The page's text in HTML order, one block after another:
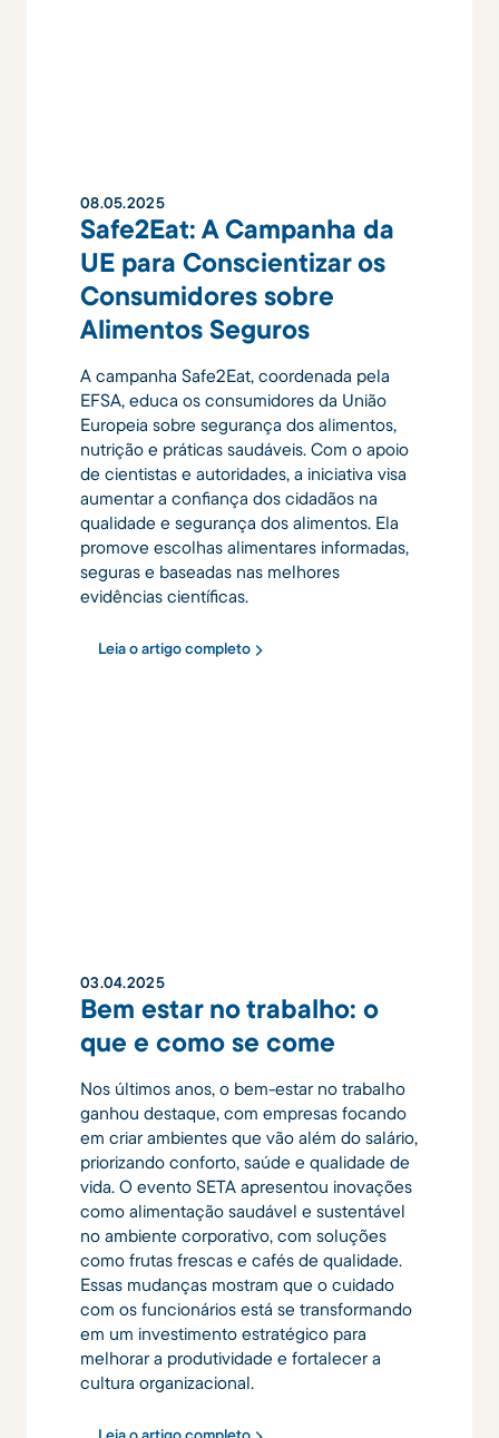
08.05.2025
Safe2Eat: A Campanha da
UE para Conscientizar os
Consumidores sobre
Alimentos Seguros
A campanha Safe2Eat, coordenada pela
EFSA, educa os consumidores da União
Europeia sobre segurança dos alimentos,
nutrição e práticas saudáveis. Com o apoio
de cientistas e autoridades, a iniciativa visa
aumentar a confiança dos cidadãos na
qualidade e segurança dos alimentos. Ela
promove escolhas alimentares informadas,
seguras e baseadas nas melhores
evidências científicas.
Leia o artigo completo
03.04.2025
Bem estar no trabalho: o
que e como se come
Nos últimos anos, o bem-estar no trabalho
ganhou destaque, com empresas focando
em criar ambientes que vão além do salário,
priorizando conforto, saúde e qualidade de
vida. O evento SETA apresentou inovações
como alimentação saudável e sustentável
no ambiente corporativo, com soluções
como frutas frescas e cafés de qualidade.
Essas mudanças mostram que o cuidado
com os funcionários está se transformando
em um investimento estratégico para
melhorar a produtividade e fortalecer a
cultura organizacional.